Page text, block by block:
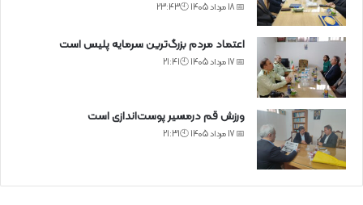
📅 18 مرداد 1405 🕙23:43
اعتماد مردم بزرگ‌ترین سرمایه پلیس است
📅 17 مرداد 1405 🕙21:41
ورزش قم درمسیر پوست‌اندازی است
📅 17 مرداد 1405 🕙21:31